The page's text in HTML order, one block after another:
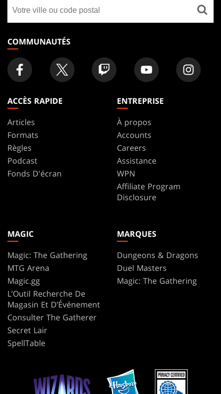
FOOTER
un
magasin
COMMUNAUTÉS
ACCÈS RAPIDE
Articles
Formats
Règles
Podcast
Fonds D'écran
ENTREPRISE
À propos
Accounts
Careers
Assistance
WPN
Affiliate Program
Disclosure
MAGIC
Magic: The Gathering
MTG Arena
Magic.gg
L’Outil Recherche De
Magasin Et D’Événement
Consulter The Gatherer
Secret Lair
SpellTable
MARQUES
Dungeons & Dragons
Duel Masters
Magic: The Gathering